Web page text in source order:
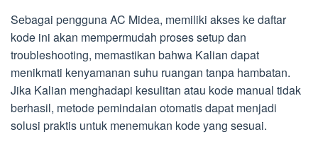
Sebagai pengguna AC Midea, memiliki akses ke daftar
kode ini akan mempermudah proses setup dan
troubleshooting, memastikan bahwa Kalian dapat
menikmati kenyamanan suhu ruangan tanpa hambatan.
Jika Kalian menghadapi kesulitan atau kode manual tidak
berhasil, metode pemindaian otomatis dapat menjadi
solusi praktis untuk menemukan kode yang sesuai.